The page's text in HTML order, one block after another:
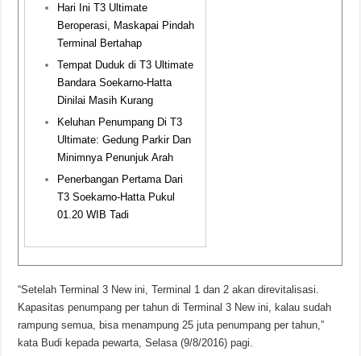
Hari Ini T3 Ultimate
Beroperasi, Maskapai Pindah
Terminal Bertahap
Tempat Duduk di T3 Ultimate
Bandara Soekarno-Hatta
Dinilai Masih Kurang
Keluhan Penumpang Di T3
Ultimate: Gedung Parkir Dan
Minimnya Penunjuk Arah
Penerbangan Pertama Dari
T3 Soekarno-Hatta Pukul
01.20 WIB Tadi
“Setelah Terminal 3 New ini, Terminal 1 dan 2 akan direvitalisasi.
Kapasitas penumpang per tahun di Terminal 3 New ini, kalau sudah
rampung semua, bisa menampung 25 juta penumpang per tahun,”
kata Budi kepada pewarta, Selasa (9/8/2016) pagi.